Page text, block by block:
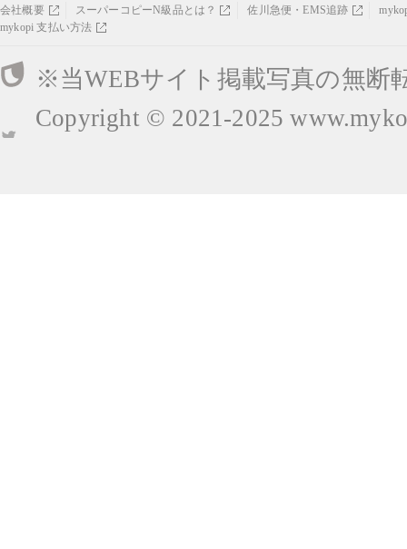
会社概要 スーパーコピーN級品とは？ 佐川急便・EMS追跡
mykopi 支払い方法
※当WEBサイト掲載写真の無断
Copyright © 2021-2025